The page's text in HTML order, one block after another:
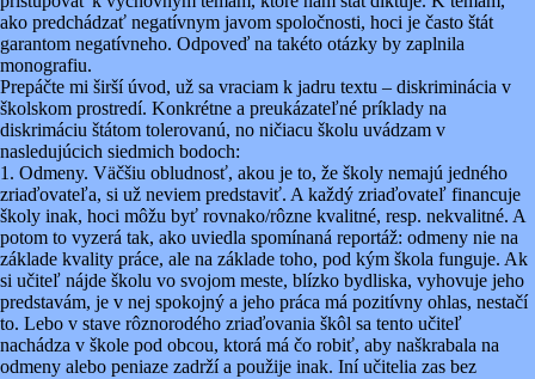
ako predchádzať negatívnym javom spoločnosti, hoci je často štát
garantom negatívneho. Odpoveď na takéto otázky by zaplnila
monografiu.
Prepáčte mi širší úvod, už sa vraciam k jadru textu – diskriminácia v
školskom prostredí. Konkrétne a preukázateľné príklady na
diskrimáciu štátom tolerovanú, no ničiacu školu uvádzam v
nasledujúcich siedmich bodoch:
1. Odmeny. Väčšiu obludnosť, akou je to, že školy nemajú jedného
zriaďovateľa, si už neviem predstaviť. A každý zriaďovateľ financuje
školy inak, hoci môžu byť rovnako/rôzne kvalitné, resp. nekvalitné. A
potom to vyzerá tak, ako uviedla spomínaná reportáž: odmeny nie na
základe kvality práce, ale na základe toho, pod kým škola funguje. Ak
si učiteľ nájde školu vo svojom meste, blízko bydliska, vyhovuje jeho
predstavám, je v nej spokojný a jeho práca má pozitívny ohlas, nestačí
to. Lebo v stave rôznorodého zriaďovania škôl sa tento učiteľ
nachádza v škole pod obcou, ktorá má čo robiť, aby naškrabala na
odmeny alebo peniaze zadrží a použije inak. Iní učitelia zas bez